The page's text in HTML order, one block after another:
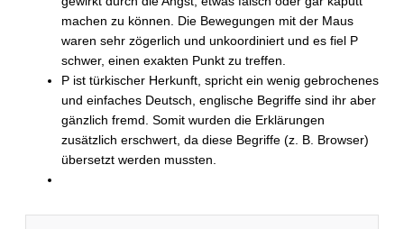
machen zu können. Die Bewegungen mit der Maus
waren sehr zögerlich und unkoordiniert und es fiel P
schwer, einen exakten Punkt zu treffen.
P ist türkischer Herkunft, spricht ein wenig gebrochenes
und einfaches Deutsch, englische Begriffe sind ihr aber
gänzlich fremd. Somit wurden die Erklärungen
zusätzlich erschwert, da diese Begriffe (z. B. Browser)
übersetzt werden mussten.